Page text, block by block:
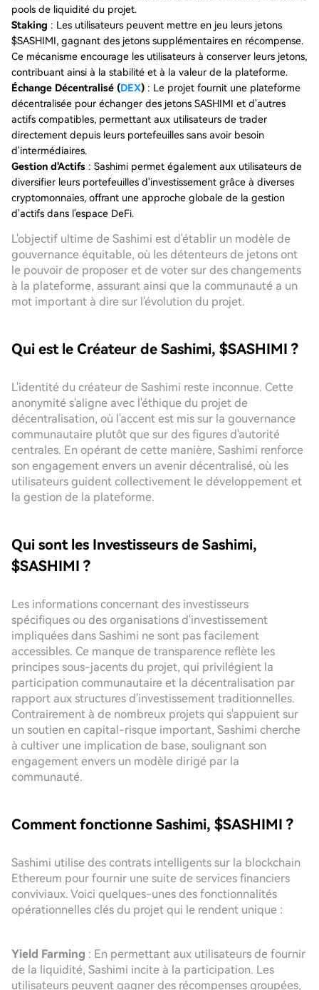
pools de liquidité du projet.
Staking : Les utilisateurs peuvent mettre en jeu leurs jetons
$SASHIMI, gagnant des jetons supplémentaires en récompense.
Ce mécanisme encourage les utilisateurs à conserver leurs jetons,
contribuant ainsi à la stabilité et à la valeur de la plateforme.
Échange Décentralisé (DEX) : Le projet fournit une plateforme
décentralisée pour échanger des jetons SASHIMI et d'autres
actifs compatibles, permettant aux utilisateurs de trader
directement depuis leurs portefeuilles sans avoir besoin
d'intermédiaires.
Gestion d'Actifs : Sashimi permet également aux utilisateurs de
diversifier leurs portefeuilles d'investissement grâce à diverses
cryptomonnaies, offrant une approche globale de la gestion
d'actifs dans l'espace DeFi.
L'objectif ultime de Sashimi est d'établir un modèle de
gouvernance équitable, où les détenteurs de jetons ont
le pouvoir de proposer et de voter sur des changements
à la plateforme, assurant ainsi que la communauté a un
mot important à dire sur l'évolution du projet.
Qui est le Créateur de Sashimi, $SASHIMI ?
L'identité du créateur de Sashimi reste inconnue. Cette
anonymité s'aligne avec l'éthique du projet de
décentralisation, où l'accent est mis sur la gouvernance
communautaire plutôt que sur des figures d'autorité
centrales. En opérant de cette manière, Sashimi renforce
son engagement envers un avenir décentralisé, où les
utilisateurs guident collectivement le développement et
la gestion de la plateforme.
Qui sont les Investisseurs de Sashimi,
$SASHIMI ?
Les informations concernant des investisseurs
spécifiques ou des organisations d'investissement
impliquées dans Sashimi ne sont pas facilement
accessibles. Ce manque de transparence reflète les
principes sous-jacents du projet, qui privilégient la
participation communautaire et la décentralisation par
rapport aux structures d'investissement traditionnelles.
Contrairement à de nombreux projets qui s'appuient sur
un soutien en capital-risque important, Sashimi cherche
à cultiver une implication de base, soulignant son
engagement envers un modèle dirigé par la
communauté.
Comment fonctionne Sashimi, $SASHIMI ?
Sashimi utilise des contrats intelligents sur la blockchain
Ethereum pour fournir une suite de services financiers
conviviaux. Voici quelques-unes des fonctionnalités
opérationnelles clés du projet qui le rendent unique :
Yield Farming : En permettant aux utilisateurs de fournir
de la liquidité, Sashimi incite à la participation. Les
utilisateurs peuvent gagner des récompenses groupées,